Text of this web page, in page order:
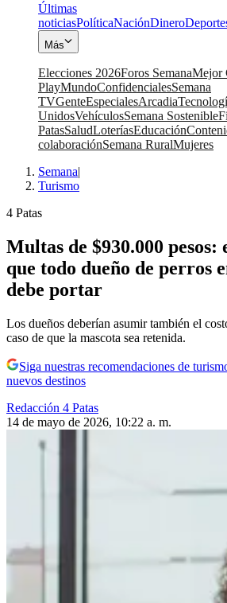
Últimas
noticiasPolíticaNaciónDinero
Más
Elecciones 2026Foros SemanaMejor
PlayMundoConfidencialesSemana
TVGenteEspecialesArcadia
UnidosVehículosSemana Sostenible
PatasSaludLoteríasEducación
colaboraciónSemana RuralMujeres
Semana|
Turismo
4 Patas
Multas de $930.000 pesos:
que todo dueño de perros
debe portar
Los dueños deberían asumir también el
caso de que la mascota sea retenida.
Siga nuestras recomendaciones de
nuevos destinos
Redacción 4 Patas
14 de mayo de 2026, 10:22 a. m.